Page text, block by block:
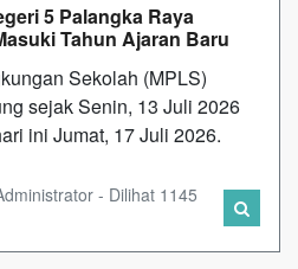
5 Palangka Raya
Tahun Ajaran Baru
Sekolah (MPLS)
sejak Senin, 13 Juli 2026
ini Jumat, 17 Juli 2026.
- Dilihat 1145